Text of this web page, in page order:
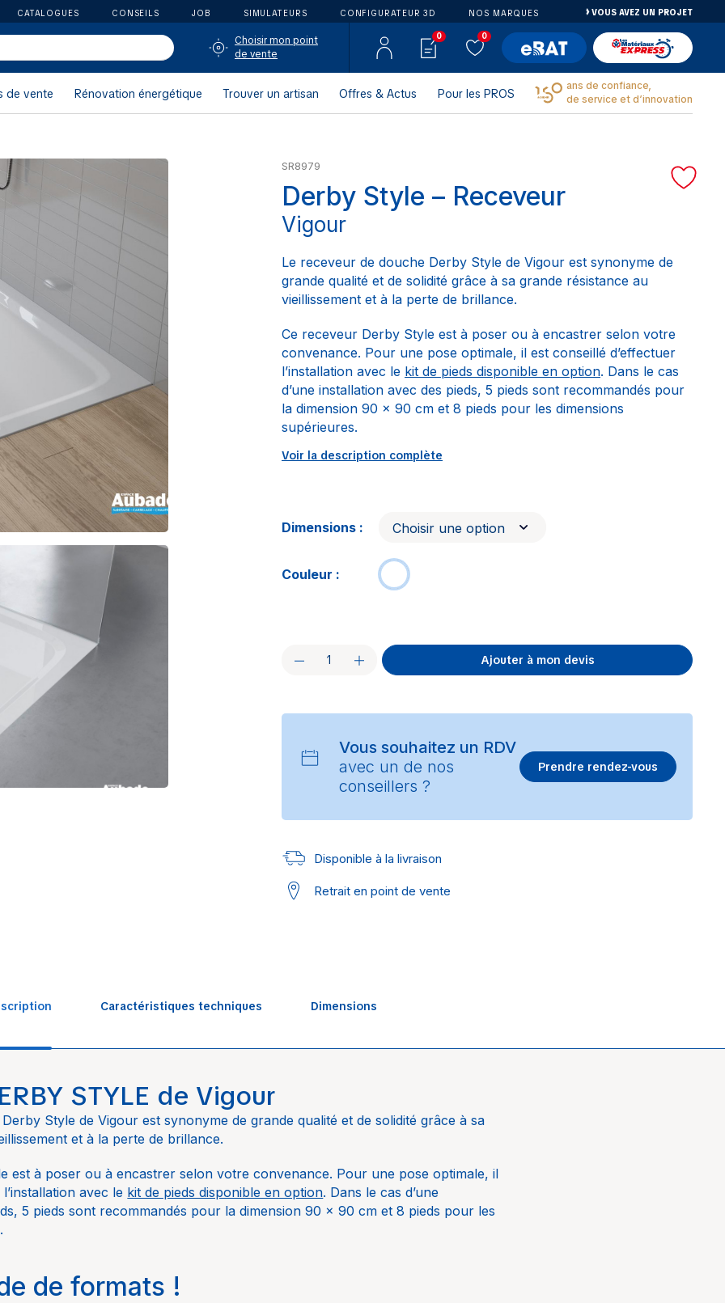
CATALOGUES CONSEILS JOB SIMULATEURS CONFIGURATEUR 3D NOS MARQUES VOUS AVEZ UN PROJET
Choisir mon point
de vente
0 0
de vente Rénovation énergétique Trouver un artisan Offres & Actus Pour les PROS
ans de confiance,
de service et d’innovation
SR8979
Derby Style – Receveur
Vigour
Le receveur de douche Derby Style de Vigour est synonyme de
grande qualité et de solidité grâce à sa grande résistance au
vieillissement et à la perte de brillance.
Ce receveur Derby Style est à poser ou à encastrer selon votre
convenance. Pour une pose optimale, il est conseillé d’effectuer
l’installation avec le kit de pieds disponible en option. Dans le cas
d’une installation avec des pieds, 5 pieds sont recommandés pour
la dimension 90 x 90 cm et 8 pieds pour les dimensions
supérieures.
Voir la description complète
Dimensions :
Couleur :
Ajouter à mon devis
Vous souhaitez un RDV
avec un de nos
conseillers ?
Prendre rendez-vous
Disponible à la livraison
Retrait en point de vente
Caractéristiques techniques Dimensions
STYLE de Vigour
Style de Vigour est synonyme de grande qualité et de solidité grâce à sa
et à la perte de brillance.
est à poser ou à encastrer selon votre convenance. Pour une pose optimale, il
avec le kit de pieds disponible en option. Dans le cas d’une
5 pieds sont recommandés pour la dimension 90 x 90 cm et 8 pieds pour les
de formats !
Vigour
moulage minéral
x 90 / 100 x 100 / 120 x 80 / 120 x 90 x H. 3,2 cm
x 90 / 170x 75 / 180 x 80 x H. 3,6 cm